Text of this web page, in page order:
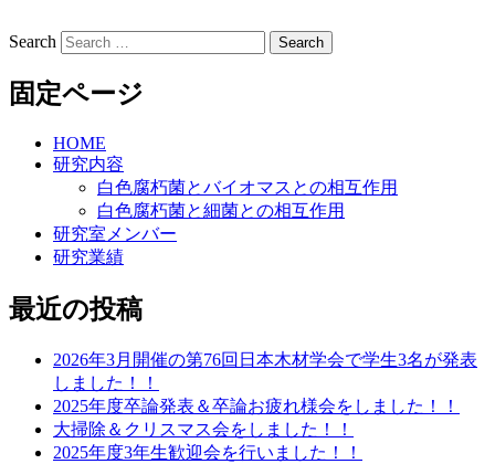
Search
固定ページ
HOME
研究内容
白色腐朽菌とバイオマスとの相互作用
白色腐朽菌と細菌との相互作用
研究室メンバー
研究業績
最近の投稿
2026年3月開催の第76回日本木材学会で学生3名が発表
しました！！
2025年度卒論発表＆卒論お疲れ様会をしました！！
大掃除＆クリスマス会をしました！！
2025年度3年生歓迎会を行いました！！